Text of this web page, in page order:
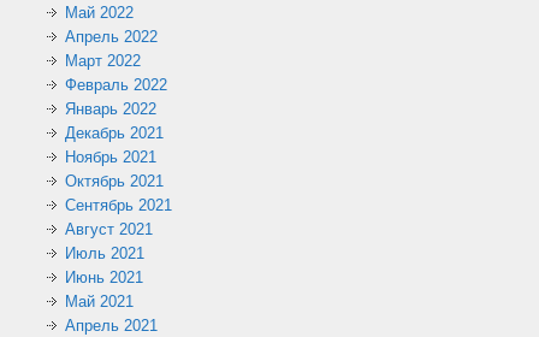
Май 2022
Апрель 2022
Март 2022
Февраль 2022
Январь 2022
Декабрь 2021
Ноябрь 2021
Октябрь 2021
Сентябрь 2021
Август 2021
Июль 2021
Июнь 2021
Май 2021
Апрель 2021